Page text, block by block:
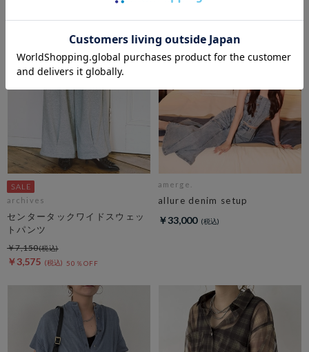
archives
センタータックワイドスウェッ
トパンツ
￥3,575 50％OFF
￥7,150
amerge.
allure denim setup
￥33,000